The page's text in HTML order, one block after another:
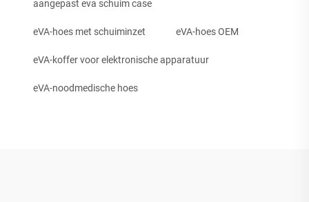
aangepast eva schuim case
eVA-hoes met schuiminzet eVA-hoes OEM
eVA-koffer voor elektronische apparatuur
eVA-noodmedische hoes